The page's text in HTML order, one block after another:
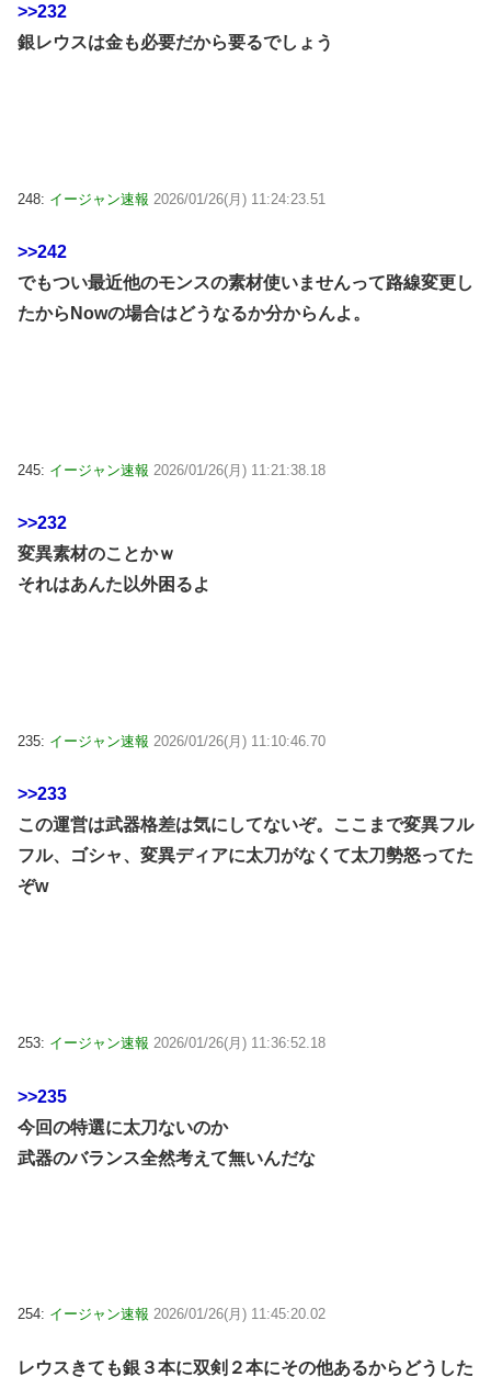
>>232
銀レウスは金も必要だから要るでしょう
248: イージャン速報 2026/01/26(月) 11:24:23.51
>>242
でもつい最近他のモンスの素材使いませんって路線変更し
たからNowの場合はどうなるか分からんよ。
245: イージャン速報 2026/01/26(月) 11:21:38.18
>>232
変異素材のことかｗ
それはあんた以外困るよ
235: イージャン速報 2026/01/26(月) 11:10:46.70
>>233
この運営は武器格差は気にしてないぞ。ここまで変異フル
フル、ゴシャ、変異ディアに太刀がなくて太刀勢怒ってた
ぞw
253: イージャン速報 2026/01/26(月) 11:36:52.18
>>235
今回の特選に太刀ないのか
武器のバランス全然考えて無いんだな
254: イージャン速報 2026/01/26(月) 11:45:20.02
レウスきても銀３本に双剣２本にその他あるからどうした